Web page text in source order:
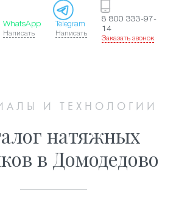
WhatsApp
Написать
Telegram
Написать
8 800 333-97-
14
Заказать звонок
И ТЕХНОЛОГИИ
натяжных
в Домодедово